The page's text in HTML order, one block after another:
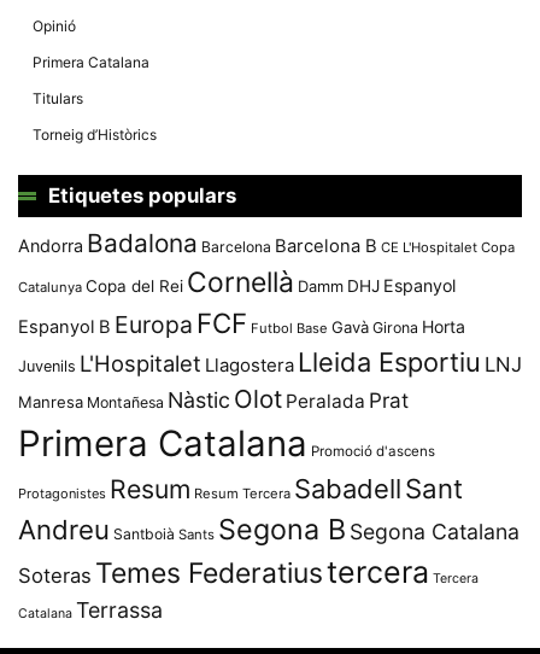
Opinió
Primera Catalana
Titulars
Torneig d’Històrics
Etiquetes populars
Andorra Badalona Barcelona Barcelona B CE L'Hospitalet Copa
Catalunya Copa del Rei Cornellà Damm DHJ Espanyol
Espanyol B Europa FCF Futbol Base Gavà Girona Horta
Juvenils L'Hospitalet Llagostera Lleida Esportiu LNJ
Manresa Montañesa Nàstic Olot Peralada Prat
Primera Catalana Promoció d'ascens
Protagonistes Resum Resum Tercera SabadellSant
Andreu Santboià Sants Segona B Segona Catalana
Soteras Temes Federatiustercera Tercera
Catalana Terrassa